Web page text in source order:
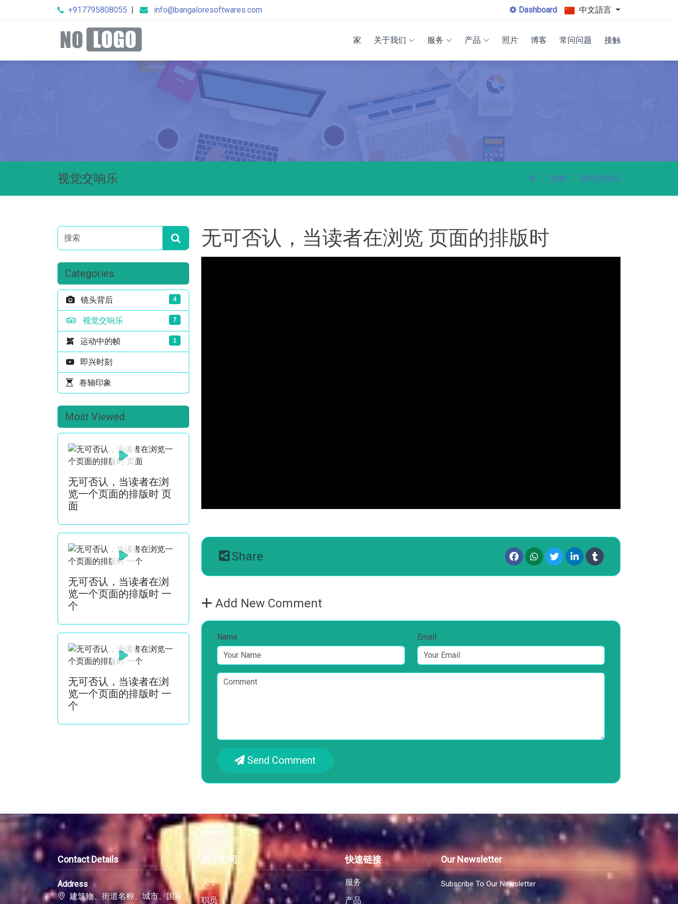
+917795808055 | info@bangaloresoftwares.com Dashboard 中文語言
家 关于我们 服务 产品 照片 博客 常问问题 接触
视觉交响乐 家 视频 视觉交响乐
Categories
镜头背后 4
视觉交响乐 7
运动中的帧 1
即兴时刻
卷轴印象
Most Viewed
无可否认，当读者在浏
览一个页面的排版时 页
面
无可否认，当读者在浏
览一个页面的排版时 一
个
无可否认，当读者在浏
览一个页面的排版时 一
个
无可否认，当读者在浏览 页面的排版时
Share
Add New Comment
Name Email
Send Comment
Contact Details
Address
建筑物、街道名称、城市、国家
关于公司
关于
职员
快速链接
服务
产品
Our Newsletter
Subscribe To Our Newsletter